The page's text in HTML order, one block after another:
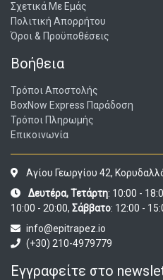
Σχετικά Με Εμάς
Πολιτική Απορρήτου
Όροι & Προϋποθέσεις
Βοήθεια
Τρόποι Αποστολής
BoxNow Express Παράδοση
Τρόποι Πληρωμής
Επικοινωνία
Αγίου Γεωργίου 42,
Δευτέρα, Τετάρτη: 10:00 -
10:00 - 20:00, Σάββατο: 12:00 -
info@epitrapez.io
(+30) 210-4979779
Εγγραφείτε στο